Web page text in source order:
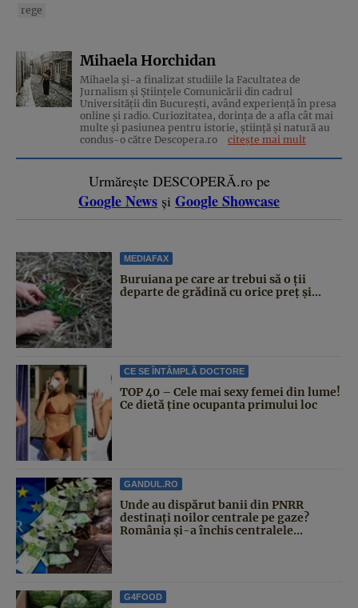
rege
Mihaela Horchidan
Mihaela și-a finalizat studiile la Facultatea de
Jurnalism și Științele Comunicării din cadrul
Universității din București, având experiență în presa
online și radio. Curiozitatea, dorința de a afla cât mai
multe și pasiunea pentru istorie, ştiinţă şi natură au
condus-o către Descopera.ro
citește mai mult
Urmărește DESCOPERĂ.ro pe
Google News și Google Showcase
MEDIAFAX
Buruiana pe care ar trebui să o ții
departe de grădină cu orice preț și...
CE SE ÎNTÂMPLĂ DOCTORE
TOP 40 – Cele mai sexy femei din lume!
Ce dietă ține ocupanta primului loc
GANDUL.RO
Unde au dispărut banii din PNRR
destinați noilor centrale pe gaze?
România și-a închis centralele...
G4FOOD